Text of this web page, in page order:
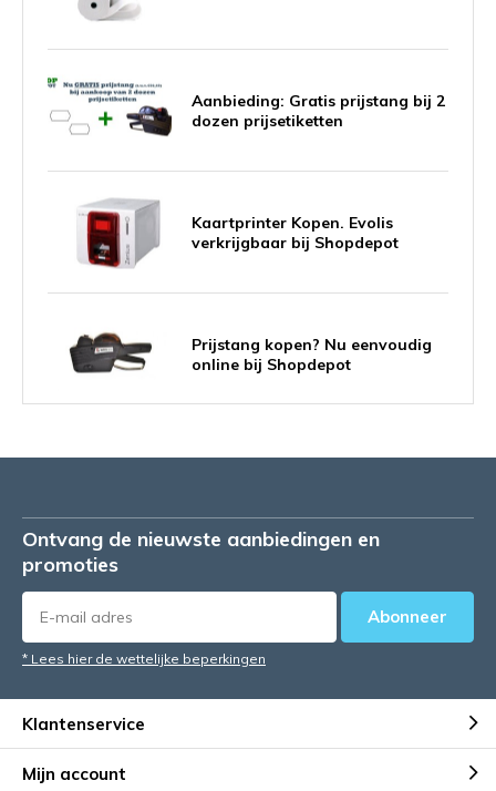
Aanbieding: Gratis prijstang bij 2
dozen prijsetiketten
Kaartprinter Kopen. Evolis
verkrijgbaar bij Shopdepot
Prijstang kopen? Nu eenvoudig
online bij Shopdepot
Tips om meer mensen in je winkel
Ontvang de nieuwste aanbiedingen en
promoties
Abonneer
* Lees hier de wettelijke beperkingen
Klantenservice
Mijn account